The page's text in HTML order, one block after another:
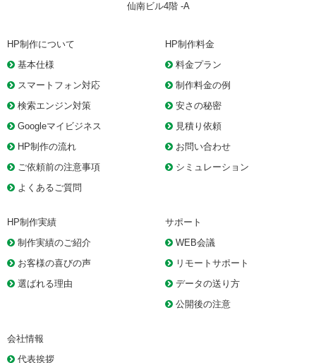
仙南ビル4階 -A
HP制作について
基本仕様
スマートフォン対応
検索エンジン対策
Googleマイビジネス
HP制作の流れ
ご依頼前の注意事項
よくあるご質問
HP制作料金
料金プラン
制作料金の例
安さの秘密
見積り依頼
お問い合わせ
シミュレーション
HP制作実績
制作実績のご紹介
お客様の喜びの声
選ばれる理由
サポート
WEB会議
リモートサポート
データの送り方
公開後の注意
会社情報
代表挨拶